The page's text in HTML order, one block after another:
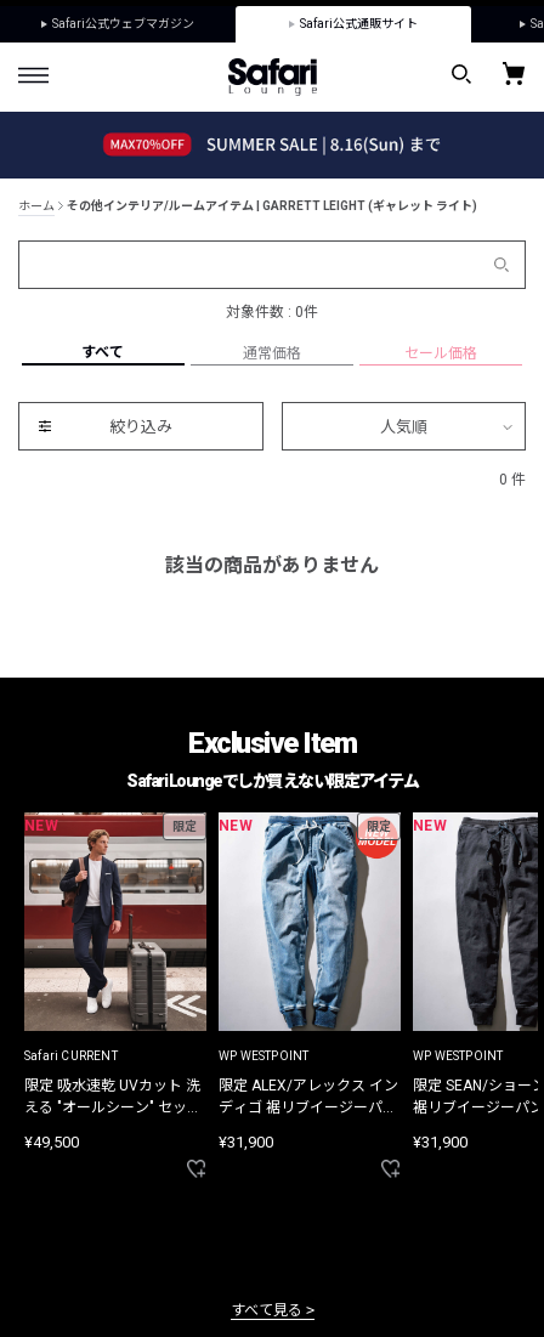
Safari公式ウェブマガジン Safari公式通販サイト
ホーム その他インテリア/ルームアイテム | GARRETT LEIGHT (ギャレット ライト)
対象件数 : 0件
すべて 通常価格 セール価格
絞り込み 人気順
0 件
該当の商品がありません
Exclusive Item
Safari Loungeでしか買えない限定アイテム
NEW 限定
Safari CURRENT
限定 吸水速乾 UVカット 洗
える "オールシーン" セット
¥49,500
NEW 限定
WP WESTPOINT
限定 ALEX/アレックス イン
ディゴ 裾リブイージーパン
¥31,900
NEW
WP WESTPOINT
限定 SEAN/ショー
裾リブイージーパ
¥31,900
すべて見る